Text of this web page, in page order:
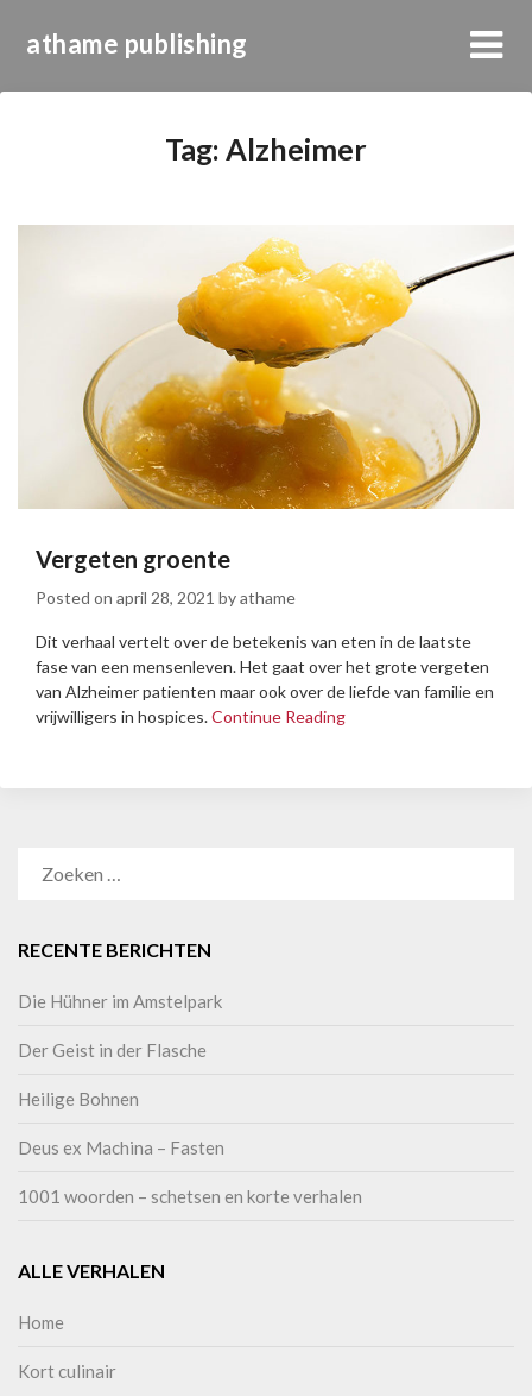
athame publishing
Tag: Alzheimer
Vergeten groente
Posted on april 28, 2021 byathame
Dit verhaal vertelt over de betekenis van eten in de laatste
fase van een mensenleven. Het gaat over het grote vergeten
van Alzheimer patienten maar ook over de liefde van familie en
vrijwilligers in hospices.Continue Reading
RECENTE BERICHTEN
Die Hühner im Amstelpark
Der Geist in der Flasche
Heilige Bohnen
Deus ex Machina – Fasten
1001 woorden – schetsen en korte verhalen
ALLE VERHALEN
Home
Kort culinair